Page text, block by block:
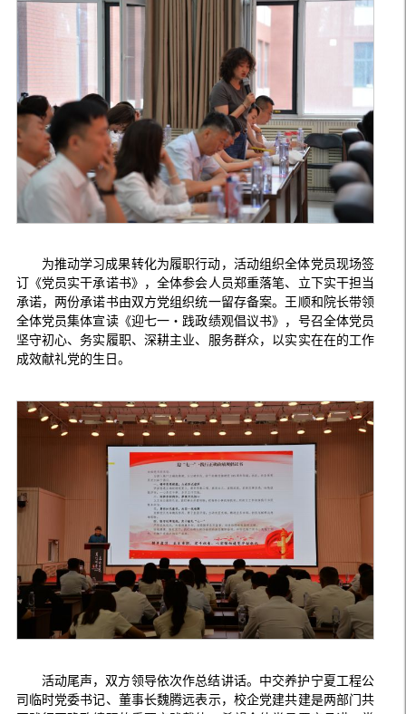
为推动学习成果转化为履职行动，活动组织全体党员现场签
订《党员实干承诺书》，全体参会人员郑重落笔、立下实干担当
承诺，两份承诺书由双方党组织统一留存备案。王顺和院长带领
全体党员集体宣读《迎七一・践政绩观倡议书》，号召全体党员
坚守初心、务实履职、深耕主业、服务群众，以实实在在的工作
成效献礼党的生日。
活动尾声，双方领导依次作总结讲话。中交养护宁夏工程公
司临时党委书记、董事长魏腾远表示，校企党建共建是两部门共